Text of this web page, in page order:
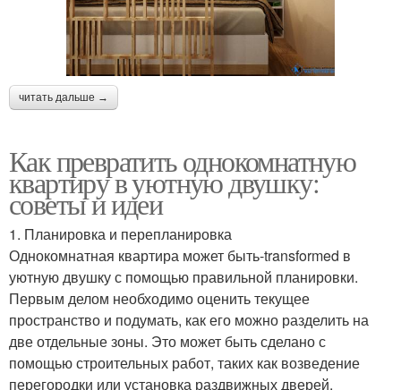
читать дальше →
Как превратить однокомнатную
квартиру в уютную двушку:
советы и идеи
1. Планировка и перепланировка
Однокомнатная квартира может быть-transformed в
уютную двушку с помощью правильной планировки.
Первым делом необходимо оценить текущее
пространство и подумать, как его можно разделить на
две отдельные зоны. Это может быть сделано с
помощью строительных работ, таких как возведение
перегородки или установка раздвижных дверей.